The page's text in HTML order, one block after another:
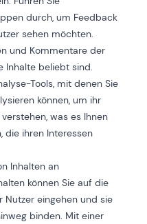
durch, um Feedback
sehen möchten.
und Kommentare der
Inhalte beliebt sind.
Tools, mit denen Sie
können, um ihr
was es Ihnen
die ihren Interessen
Inhalten an
können Sie auf die
eingehen und sie
binden. Mit einer